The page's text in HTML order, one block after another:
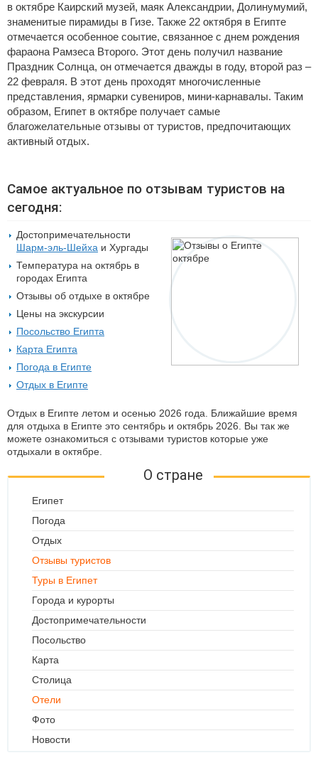
в октябре Каирский музей, маяк Александрии, Долинумумий,
знаменитые пирамиды в Гизе. Также 22 октября в Египте
отмечается особенное соытие, связанное с днем рождения
фараона Рамзеса Второго. Этот день получил название
Праздник Солнца, он отмечается дважды в году, второй раз –
22 февраля. В этот день проходят многочисленные
представления, ярмарки сувениров, мини-карнавалы. Таким
образом, Египет в октябре получает самые
благожелательные отзывы от туристов, предпочитающих
активный отдых.
Самое актуальное по отзывам туристов на
сегодня:
Достопримечательности
Шарм-эль-Шейха и Хургады
Температура на октябрь в
городах Египта
Отзывы об отдыхе в октябре
Цены на экскурсии
Посольство Египта
Карта Египта
Погода в Египте
Отдых в Египте
Отдых в Египте летом и осенью 2026 года. Ближайшие время
для отдыха в Египте это сентябрь и октябрь 2026. Вы так же
можете ознакомиться с отзывами туристов которые уже
отдыхали в октябре.
О стране
Египет
Погода
Отдых
Отзывы туристов
Туры в Египет
Города и курорты
Достопримечательности
Посольство
Карта
Столица
Отели
Фото
Новости